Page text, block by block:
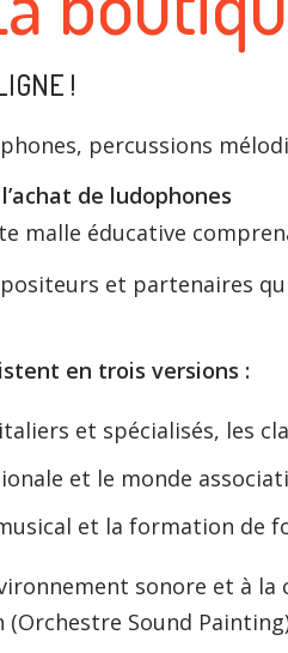
!
percussions
de ludophones
malle éducative
et partenaires
en trois versions :
et spécialisés, les
et le monde
et la formation de
sonore et à
Sound